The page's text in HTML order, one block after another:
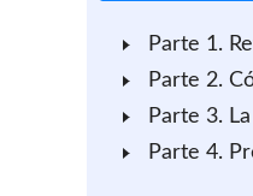
Parte 1.
Parte 2.
Parte 3.
Parte 4.